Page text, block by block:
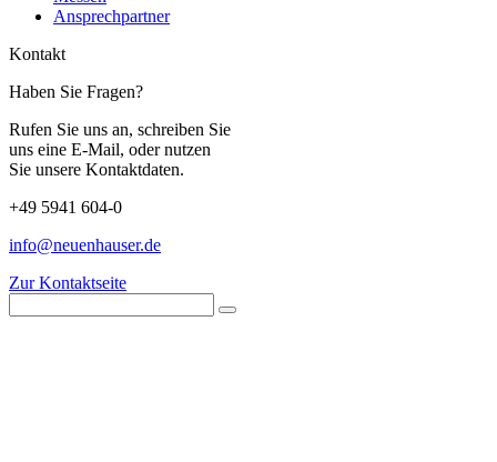
Ansprechpartner
Kontakt
Haben Sie Fragen?
Rufen Sie uns an, schreiben Sie
uns eine E-Mail, oder nutzen
Sie unsere Kontaktdaten.
+49 5941 604-0
info@neuenhauser.de
Zur Kontaktseite